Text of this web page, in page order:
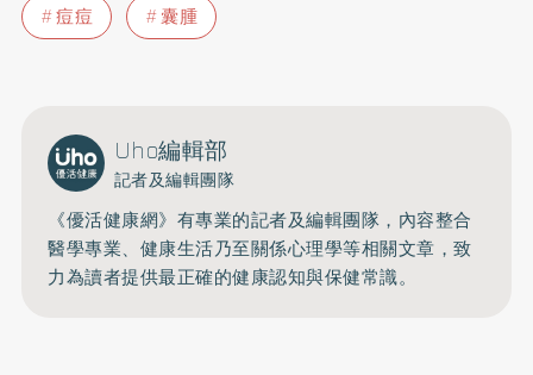
痘痘 囊腫
Uho編輯部
記者及編輯團隊
《優活健康網》有專業的記者及編輯團隊，內容整合
醫學專業、健康生活乃至關係心理學等相關文章，致
力為讀者提供最正確的健康認知與保健常識。